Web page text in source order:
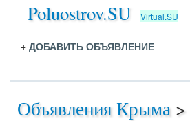
Poluostrov.SU Virtual.SU
+ ДОБАВИТЬ ОБЪЯВЛЕНИЕ
Объявления Крыма >